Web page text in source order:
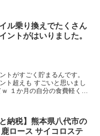
ル乗り換えでたくさん
ントがはいりました。
トがすごく貯まるんです。
ト超えも すごいと思いまし
１か月の自分の食費軽く上
と納税】熊本県八代市の
ロース サイコロステ